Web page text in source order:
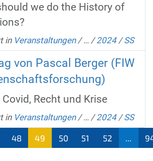
we do the History of
in Veranstaltungen /… /2024 /SS
von Pascal Berger (FIW
Covid, Recht und Krise‌‌‌‌‌‌‌‌‌‌‌‌‌‌‌‌‌‌‌‌‌‌‌‌‌‌‌‌‌‌‌‌‌‌‌‌‌‌‌‌‌‌‌‌‌‌‌‌‌‌‌‌‌‌‌‌‌‌‌‌‌‌‌‌‌‌‌‌‌‌‌
in Veranstaltungen /… /2024 /SS
48
49
50 51 52